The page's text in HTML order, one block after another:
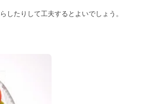
したりして工夫するとよいでしょう。